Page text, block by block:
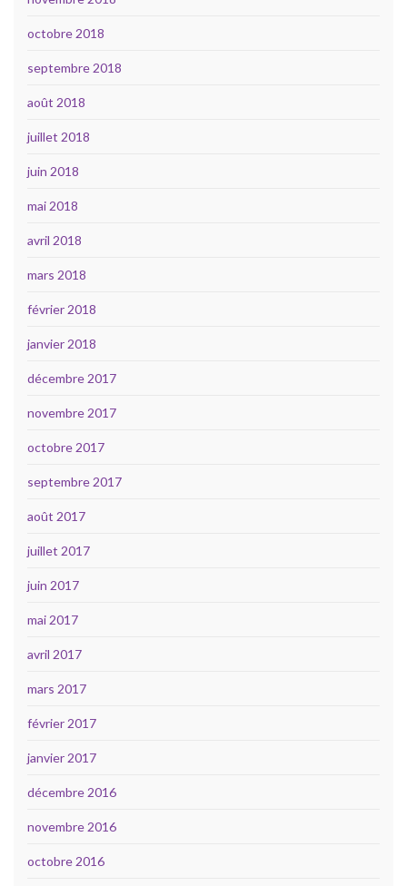
octobre 2018
septembre 2018
août 2018
juillet 2018
juin 2018
mai 2018
avril 2018
mars 2018
février 2018
janvier 2018
décembre 2017
novembre 2017
octobre 2017
septembre 2017
août 2017
juillet 2017
juin 2017
mai 2017
avril 2017
mars 2017
février 2017
janvier 2017
décembre 2016
novembre 2016
octobre 2016